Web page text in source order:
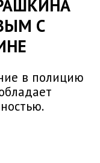
С
в полицию